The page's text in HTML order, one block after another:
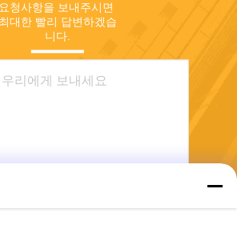
요청사항을 보내주시면
최대한 빨리 답변하겠습
니다.